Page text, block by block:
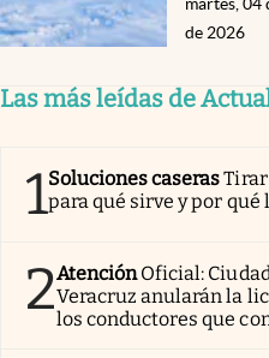
de 2026
Las más leídas de
1Soluciones caserasTirar
para qué sirve y por
2AtenciónOficial:
Veracruz anularán la
los conductores que